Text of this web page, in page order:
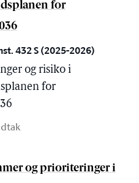
for
432 S (2025-2026)
og risiko i
for
og prioriteringer i